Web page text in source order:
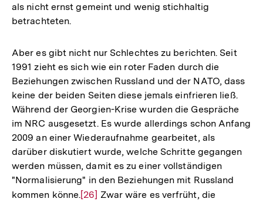
Fußnote
als nicht ernst gemeint und wenig stichhaltig
betrachteten.
Aber es gibt nicht nur Schlechtes zu berichten. Seit
1991 zieht es sich wie ein roter Faden durch die
Beziehungen zwischen Russland und der NATO, dass
keine der beiden Seiten diese jemals einfrieren ließ.
Während der Georgien-Krise wurden die Gespräche
im NRC ausgesetzt. Es wurde allerdings schon Anfang
2009 an einer Wiederaufnahme gearbeitet, als
darüber diskutiert wurde, welche Schritte gegangen
werden müssen, damit es zu einer vollständigen
"Normalisierung" in den Beziehungen mit Russland
kommen könne.Zur
[26] Zwar wäre es verfrüht, die